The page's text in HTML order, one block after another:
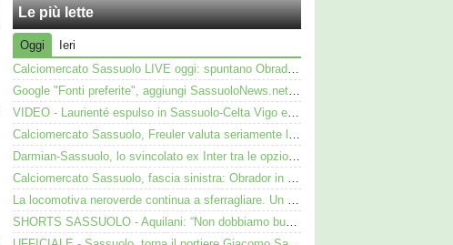
Le più lette
Oggi
Ieri
Calciomercato Sassuolo LIVE oggi: spuntano Obrador, Valeri e Darmian per la difesa
Google "Fonti preferite", aggiungi SassuoloNews.net e personalizza le tue notizie
VIDEO - Laurienté espulso in Sassuolo-Celta Vigo e rissa: cosa è successo
Calciomercato Sassuolo, Freuler valuta seriamente la proposta neroverde
Darmian-Sassuolo, lo svincolato ex Inter tra le opzioni ma c'è il solito Cagliari
Calciomercato Sassuolo, fascia sinistra: Obrador in pole, Valeri l’alternativa
La locomotiva neroverde continua a sferragliare. Un aspetto preoccupa Aquilani dopo il Celta
SHORTS SASSUOLO - Aquilani: “Non dobbiamo buttare tutto in vacca”